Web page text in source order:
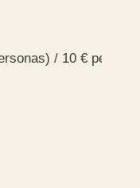
/ 10 €